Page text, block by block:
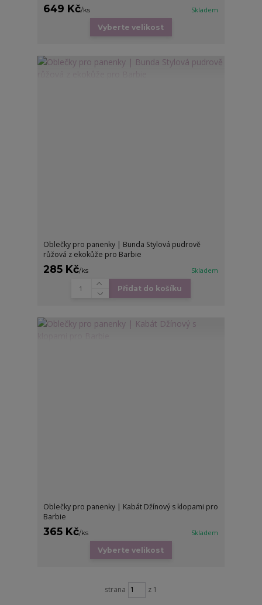
649 Kč/ks Skladem
Vyberte velikost
Oblečky pro panenky | Bunda Stylová pudrově
růžová z ekokůže pro Barbie
285 Kč/ks Skladem
Přidat do košíku
Oblečky pro panenky | Kabát Džínový s klopami pro
Barbie
365 Kč/ks Skladem
Vyberte velikost
strana z 1